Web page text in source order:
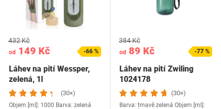
od 149 Kč
432 Kč
-66 %
Láhev na pití Wessper,
zelená, 1l
(30×)
Objem [ml]: 1000 Barva: zelená
od 89 Kč
384 Kč
-77 %
Láhev na pití Zwiling
1024178
(30×)
Barva: tmavě zelená Objem [ml]: